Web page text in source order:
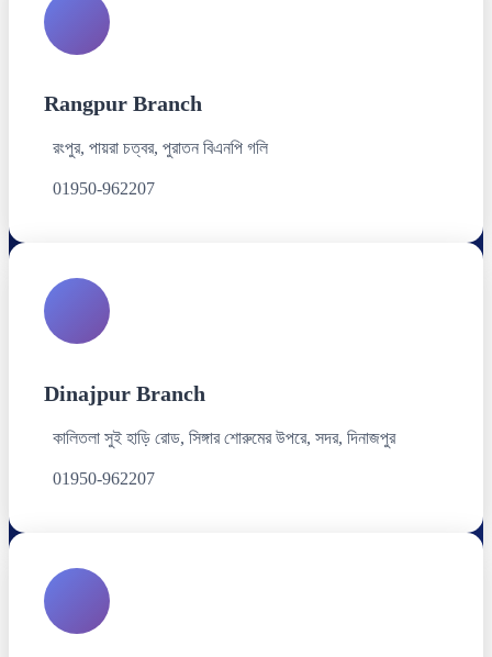
Rangpur Branch
রংপুর, পায়রা চত্বর, পুরাতন বিএনপি গলি
01950-962207
Dinajpur Branch
কালিতলা সুই হাড়ি রোড, সিঙ্গার শোরুমের উপরে, সদর, দিনাজপুর
01950-962207